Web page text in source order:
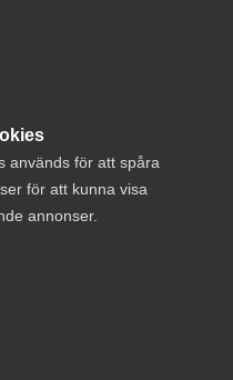
används för att spåra
för att kunna visa
annonser.